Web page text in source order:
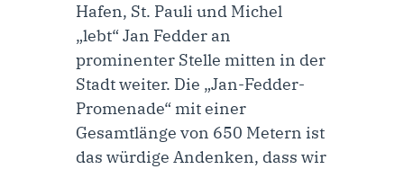
Hafen, St. Pauli und Michel
„lebt“ Jan Fedder an
prominenter Stelle mitten in der
Stadt weiter. Die „Jan-Fedder-
Promenade“ mit einer
Gesamtlänge von 650 Metern ist
das würdige Andenken, dass wir